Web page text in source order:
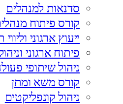
סדנאות למנהלים
קורס פיתוח
ייעוץ ארגוני
פיתוח ארגוני
ניהול שיתופי
קורס משא ומתן
ניהול קונפליקטים